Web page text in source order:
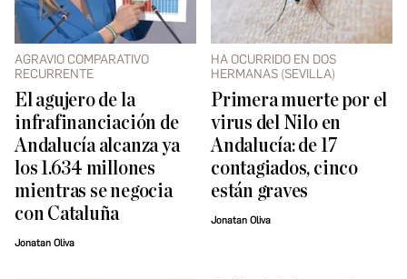
AGRAVIO COMPARATIVO
RECURRENTE
El agujero de la
infrafinanciación de
Andalucía alcanza ya
los 1.634 millones
mientras se negocia
con Cataluña
Jonatan Oliva
HA OCURRIDO EN DOS
HERMANAS (SEVILLA)
Primera muerte por el
virus del Nilo en
Andalucía: de 17
contagiados, cinco
están graves
Jonatan Oliva